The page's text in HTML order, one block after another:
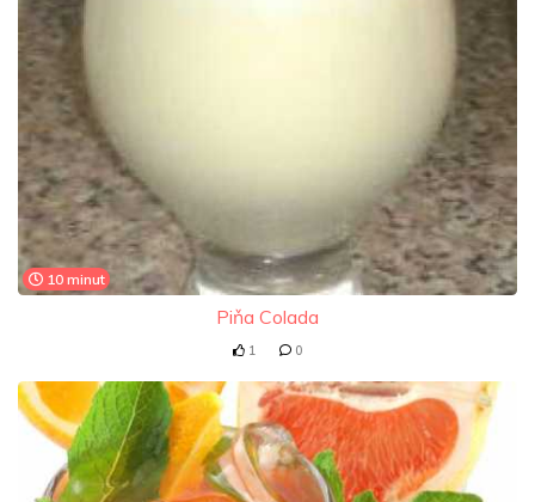
10 minut
Piňa Colada
1 0